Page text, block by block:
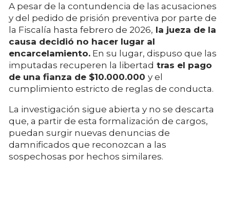
A pesar de la contundencia de las acusaciones
y del pedido de prisión preventiva por parte de
la Fiscalía hasta febrero de 2026, la jueza de la
causa decidió no hacer lugar al
encarcelamiento. En su lugar, dispuso que las
imputadas recuperen la libertad tras el pago
de una fianza de $10.000.000 y el
cumplimiento estricto de reglas de conducta.
La investigación sigue abierta y no se descarta
que, a partir de esta formalización de cargos,
puedan surgir nuevas denuncias de
damnificados que reconozcan a las
sospechosas por hechos similares.